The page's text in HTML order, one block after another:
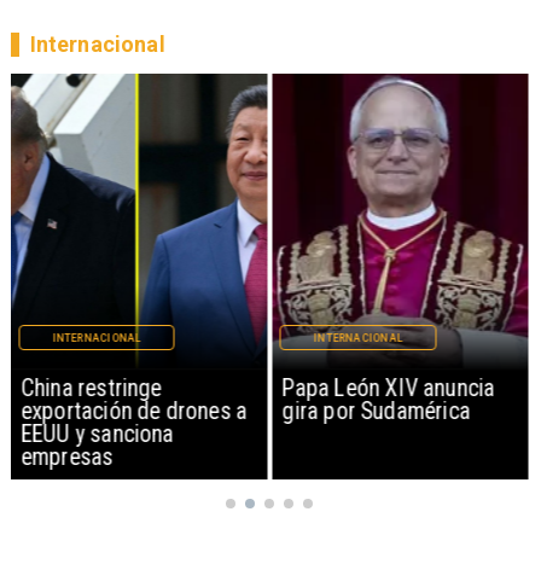
China restringe
exportación de drones a
EEUU y sanciona
empresas
INTERNACIONAL
Papa León XIV anuncia
gira por Sudamérica
INTERNACIONAL
Internacional